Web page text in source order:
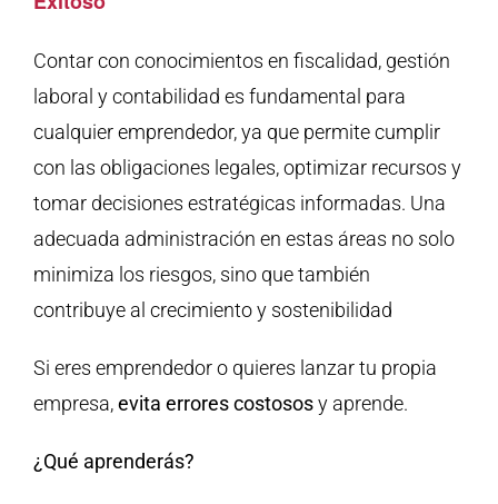
Contar con conocimientos en fiscalidad, gestión
laboral y contabilidad es fundamental para
cualquier emprendedor, ya que permite cumplir
con las obligaciones legales, optimizar recursos y
tomar decisiones estratégicas informadas. Una
adecuada administración en estas áreas no solo
minimiza los riesgos, sino que también
contribuye al crecimiento y sostenibilidad
Si eres emprendedor o quieres lanzar tu propia
empresa,evita errores costososy aprende.
¿Qué aprenderás?